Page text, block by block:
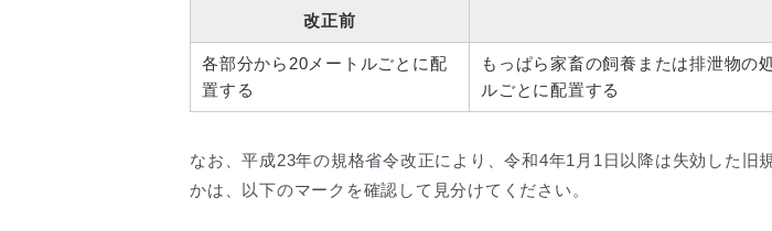
改正前
各部分から20メートルごとに配
置する
もっぱら家畜の飼養または排泄物の
ルごとに配置する
なお、平成23年の規格省令改正により、令和4年1月1日以降は失効した
かは、以下のマークを確認して見分けてください。